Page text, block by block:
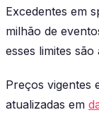
Excedentes em
milhão de
esses limites
Preços vigentes
atualizadas em